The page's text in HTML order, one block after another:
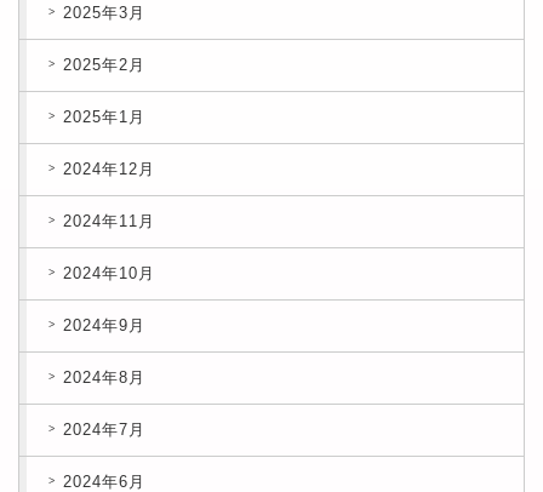
2025年3月
2025年2月
2025年1月
2024年12月
2024年11月
2024年10月
2024年9月
2024年8月
2024年7月
2024年6月